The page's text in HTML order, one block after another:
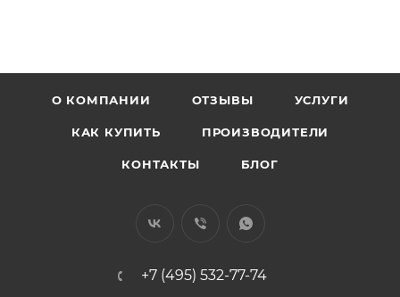
О КОМПАНИИ ОТЗЫВЫ УСЛУГИ
КАК КУПИТЬ ПРОИЗВОДИТЕЛИ
КОНТАКТЫ БЛОГ
+7 (495) 532-77-74